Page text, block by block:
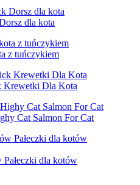
dla kota
z tuńczykiem
Krewetki Dla Kota
Cat Salmon For Cat
dla kotów